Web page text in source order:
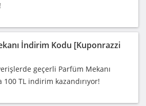
İndirim Kodu [Kuponrazzi
geçerli Parfüm Mekanı
TL indirim kazandırıyor!